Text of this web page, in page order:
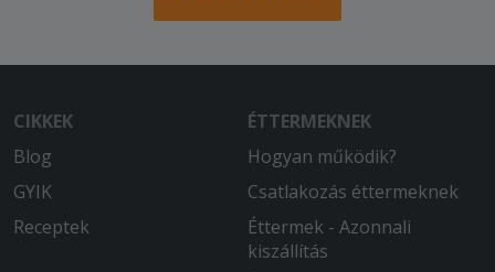
CIKKEK
Blog
GYIK
Receptek
ÉTTERMEKNEK
Hogyan működik?
Csatlakozás éttermeknek
Éttermek - Azonnali
kiszállítás